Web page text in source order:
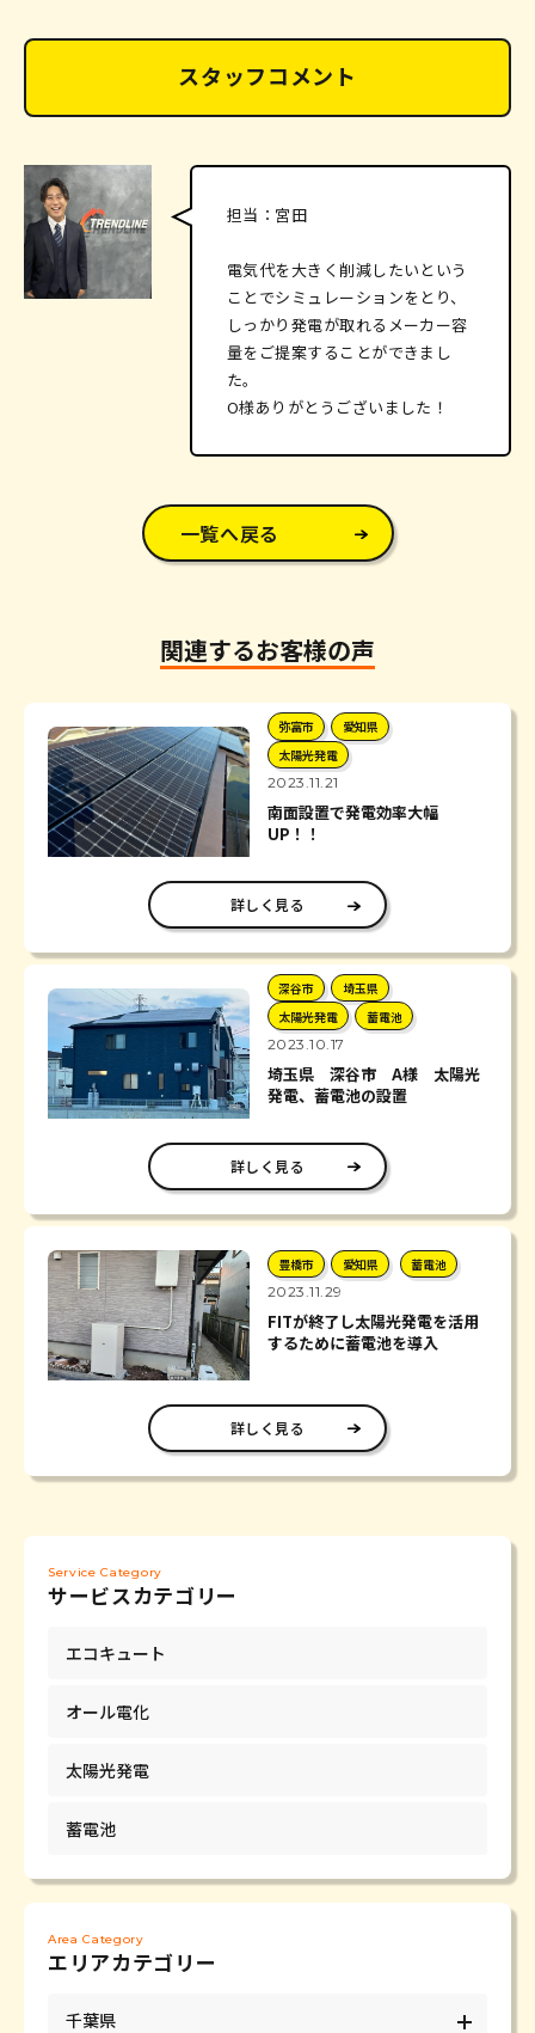
スタッフコメント
担当：宮田
電気代を大きく削減したいという
ことでシミュレーションをとり、
しっかり発電が取れるメーカー容
量をご提案することができまし
た。
O様ありがとうございました！
一覧へ戻る
関連するお客様の声
弥富市
愛知県
太陽光発電
2023.11.21
南面設置で発電効率大幅
UP！！
詳しく見る
深谷市
埼玉県
太陽光発電
蓄電池
2023.10.17
埼玉県 深谷市 A様 太陽光
発電、蓄電池の設置
詳しく見る
豊橋市 愛知県
蓄電池
2023.11.29
FITが終了し太陽光発電を活用
するために蓄電池を導入
詳しく見る
Service Category
サービスカテゴリー
エコキュート
オール電化
太陽光発電
蓄電池
Area Category
エリアカテゴリー
千葉県